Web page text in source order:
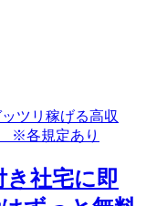
き社宅に即